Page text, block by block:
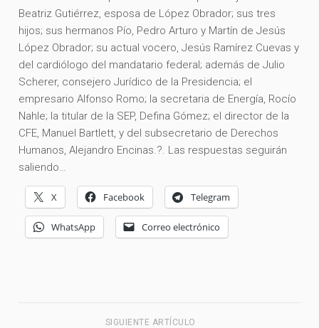
Beatriz Gutiérrez, esposa de López Obrador; sus tres
hijos; sus hermanos Pío, Pedro Arturo y Martín de Jesús
López Obrador; su actual vocero, Jesús Ramírez Cuevas y
del cardiólogo del mandatario federal; además de Julio
Scherer, consejero Jurídico de la Presidencia; el
empresario Alfonso Romo; la secretaria de Energía, Rocío
Nahle; la titular de la SEP, Defina Gómez; el director de la
CFE, Manuel Bartlett, y del subsecretario de Derechos
Humanos, Alejandro Encinas.?. Las respuestas seguirán
saliendo…
X Facebook Telegram
WhatsApp Correo electrónico
SIGUIENTE ARTÍCULO